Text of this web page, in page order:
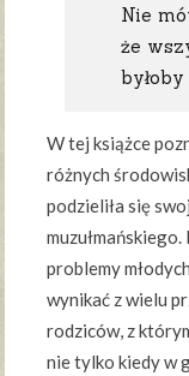
Nie
że
W tej książce
różnych
podzieliła się
problemy
wynikać z wielu
rodziców, z
nie tylko kiedy w